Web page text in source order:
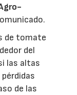
de tomate
del
las altas
de las